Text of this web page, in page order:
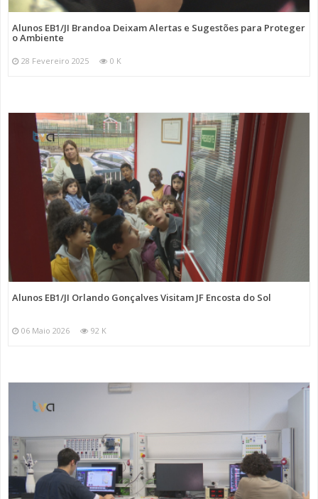
Alunos EB1/JI Brandoa Deixam Alertas e Sugestões para Proteger
o Ambiente
28 Fevereiro 2025 0 K
Alunos EB1/JI Orlando Gonçalves Visitam JF Encosta do Sol
06 Maio 2026 92 K